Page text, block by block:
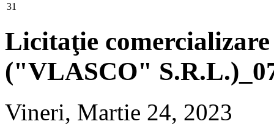
31
Licitaţie
("VLASCO"
Vineri, Martie 24, 2023